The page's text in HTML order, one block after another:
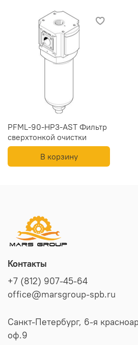
PFML-90-HP3-AST Фильтр
сверхтонкой очистки
В корзину
Контакты
+7 (812) 907-45-64
office@marsgroup-spb.ru
Санкт-Петербург, 6-я
оф.9